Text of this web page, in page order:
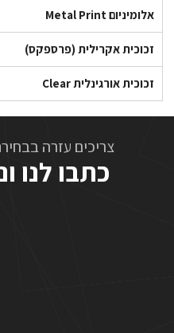
אלומיניום Metal Print
זכוכית אקרילית (פרספקס)
זכוכית אורגינלית Clear
צריכים עזרה
כתבו לנו